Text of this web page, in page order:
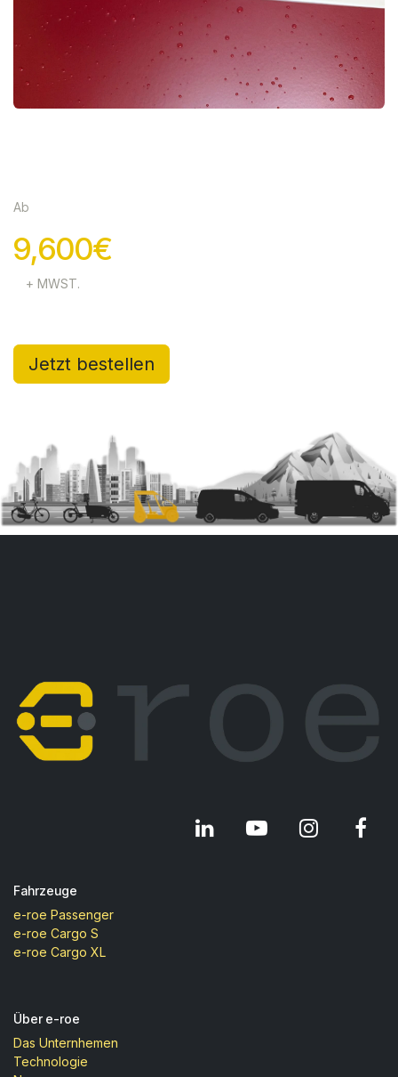
Ab
9,600€
​+ MWST.
Jetzt bestellen
Fahrzeuge
e-roe Passenger
e-roe Cargo S
e-roe Cargo XL
Über e-roe
Das Unternhemen
Technologie